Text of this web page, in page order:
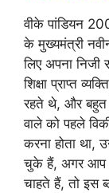
वीके पांडियन
के मुख्यमंत्री
लिए अपना निजी
शिक्षा प्राप्त
रहते थे, और बहुत
वाले को पहले
करना होता था,
चुके हैं, अगर आप
चाहते हैं, तो इस